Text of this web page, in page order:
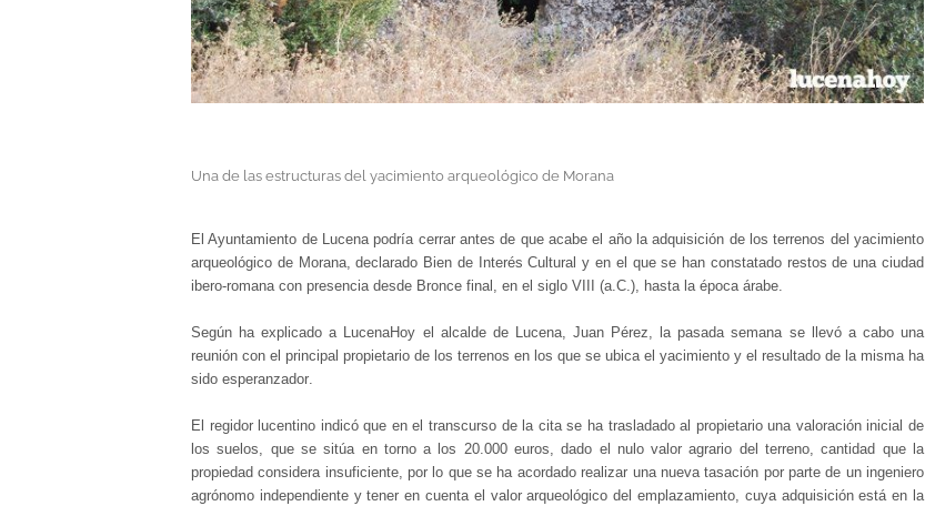
Una de las estructuras del yacimiento arqueológico de Morana
El Ayuntamiento de Lucena podría cerrar antes de que acabe el año la adquisición de los terrenos del yacimiento
arqueológico de Morana, declarado Bien de Interés Cultural y en el que se han constatado restos de una ciudad
ibero-romana con presencia desde Bronce final, en el siglo VIII (a.C.), hasta la época árabe.
Según ha explicado a LucenaHoy el alcalde de Lucena, Juan Pérez, la pasada semana se llevó a cabo una
reunión con el principal propietario de los terrenos en los que se ubica el yacimiento y el resultado de la misma ha
sido esperanzador.
El regidor lucentino indicó que en el transcurso de la cita se ha trasladado al propietario una valoración inicial de
los suelos, que se sitúa en torno a los 20.000 euros, dado el nulo valor agrario del terreno, cantidad que la
propiedad considera insuficiente, por lo que se ha acordado realizar una nueva tasación por parte de un ingeniero
agrónomo independiente y tener en cuenta el valor arqueológico del emplazamiento, cuya adquisición está en la